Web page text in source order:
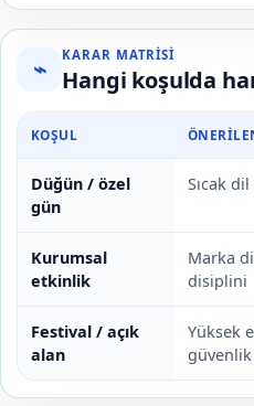
⌁ KARAR MATRISI
Hangi koşulda
KOŞUL
Düğün / özel
gün
Sıcak
Kurumsal
etkinlik
Marka
disiplini
Festival / açık
alan
Yüksek
güvenlik